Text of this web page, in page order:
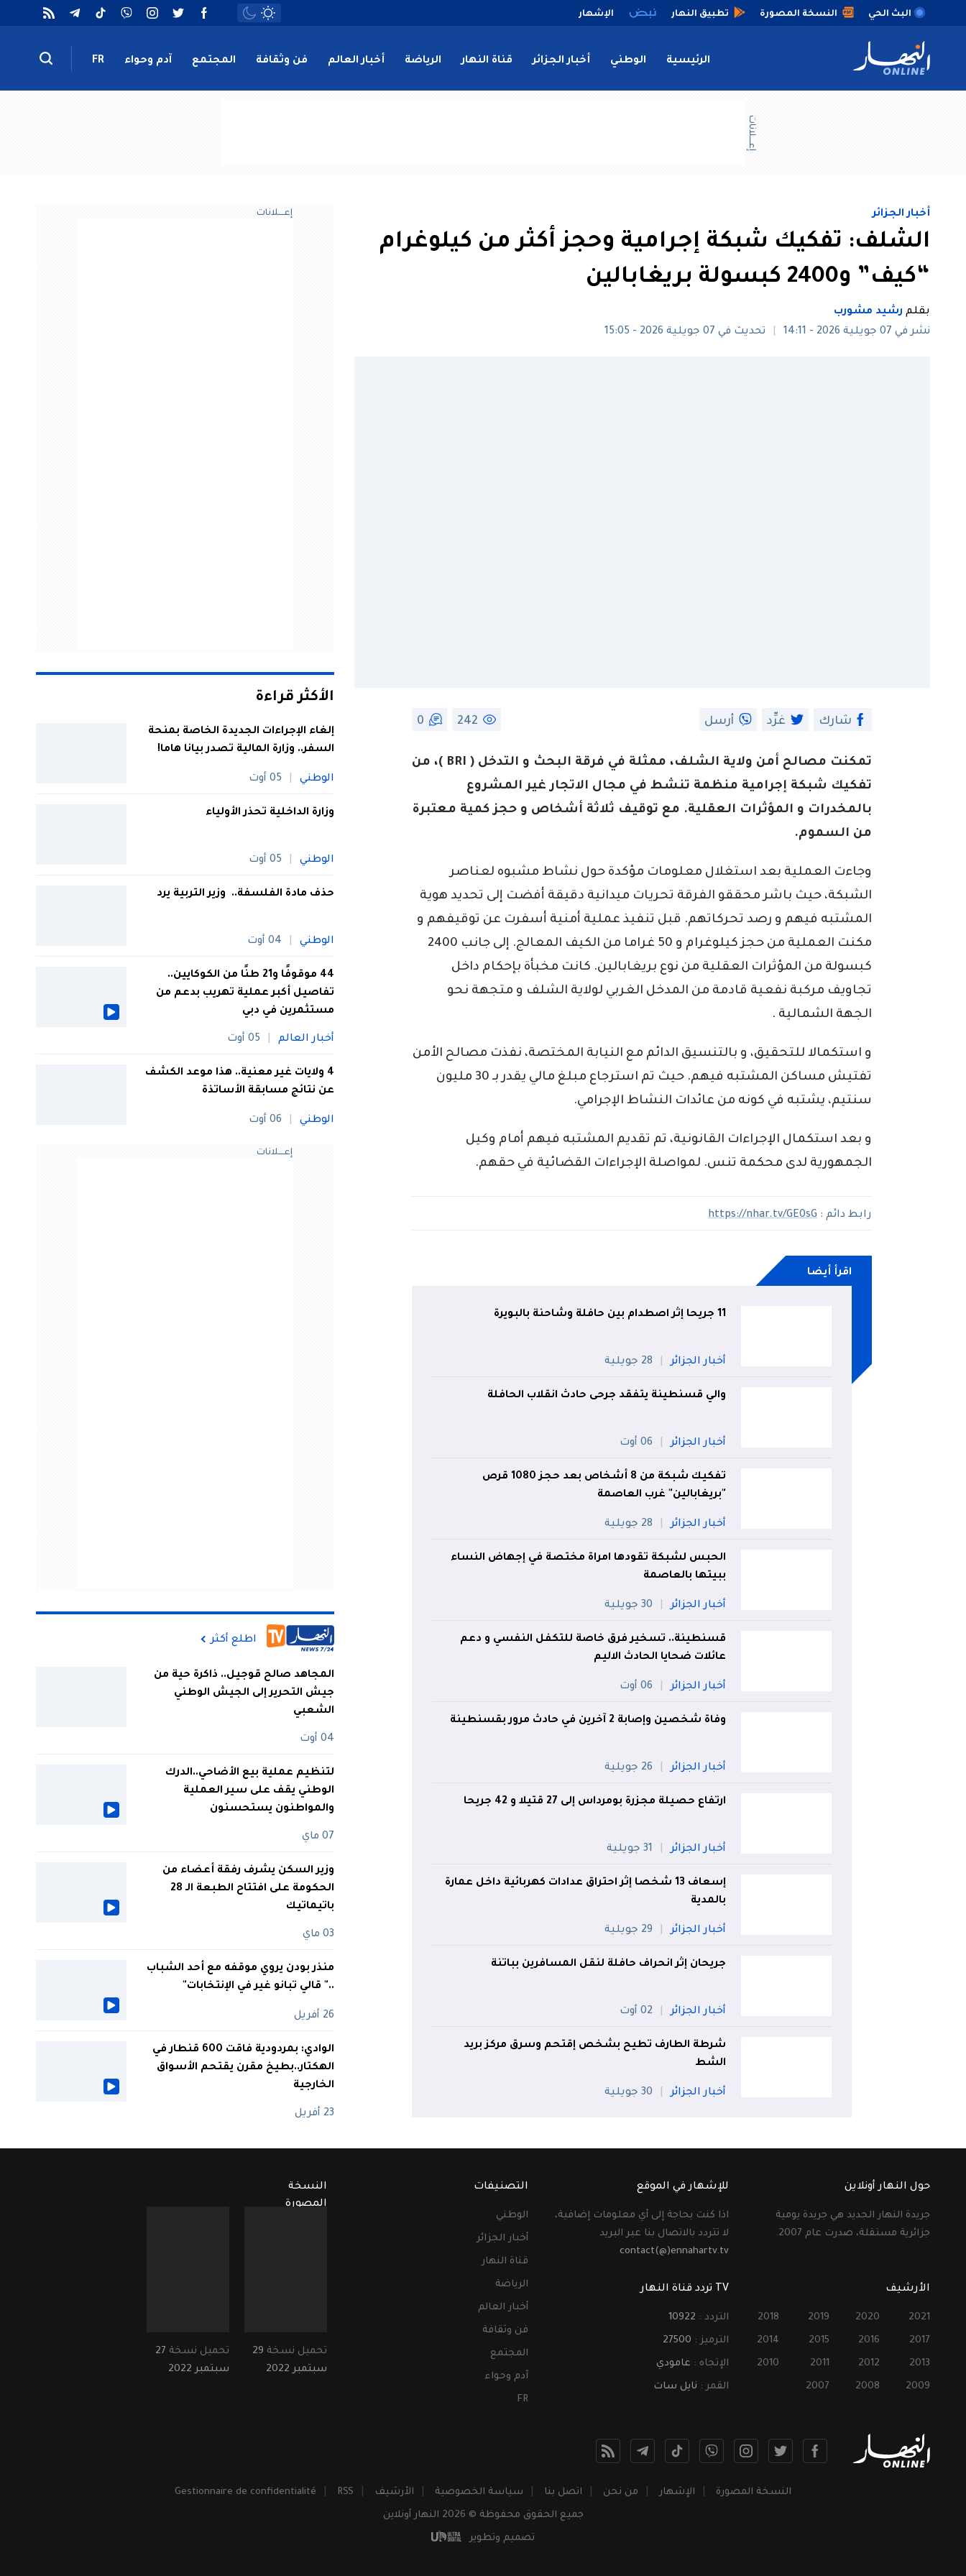
البث الحي النسخة المصورة تطبيق النهار الإشهار
الرئيسية الوطني أخبار الجزائر قناة النهار الرياضة أخبار العالم فن وثقافة المجتمع آدم وحواء FR
إعــــلانات
أخبار الجزائر
الشلف: تفكيك شبكة إجرامية وحجز أكثر من كيلوغرام
“كيف” و2400 كبسولة بريغابالين
بقلم رشيد مشورب
نشر في 07 جويلية 2026 - 14:11
تحديث في 07 جويلية 2026 - 15:05
شارك غرِّد أرسل 242
0
تمكنت مصالح أمن ولاية الشلف، ممثلة في فرقة البحث و التدخل ( BRI )، من
تفكيك شبكة إجرامية منظمة تنشط في مجال الاتجار غير المشروع
بالمخدرات و المؤثرات العقلية. مع توقيف ثلاثة أشخاص و حجز كمية معتبرة
من السموم.
وجاءت العملية بعد استغلال معلومات مؤكدة حول نشاط مشبوه لعناصر
الشبكة، حيث باشر محققو الفرقة تحريات ميدانية دقيقة أفضت إلى تحديد هوية
المشتبه فيهم و رصد تحركاتهم. قبل تنفيذ عملية أمنية أسفرت عن توقيفهم و
مكنت العملية من حجز كيلوغرام و 50 غراما من الكيف المعالج. إلى جانب 2400
كبسولة من المؤثرات العقلية من نوع بريغابالين. كانت مخبأة بإحكام داخل
تجاويف مركبة نفعية قادمة من المدخل الغربي لولاية الشلف و متجهة نحو
الجهة الشمالية .
و استكمالا للتحقيق، و بالتنسيق الدائم مع النيابة المختصة، نفذت مصالح الأمن
تفتيش مساكن المشتبه فيهم. حيث تم استرجاع مبلغ مالي يقدر بـ 30 مليون
سنتيم، يشتبه في كونه من عائدات النشاط الإجرامي.
و بعد استكمال الإجراءات القانونية، تم تقديم المشتبه فيهم أمام وكيل
الجمهورية لدى محكمة تنس. لمواصلة الإجراءات القضائية في حقهم.
رابط دائم :https://nhar.tv/GE0sG
اقرأ أيضا
11 جريحا إثر اصطدام بين حافلة وشاحنة بالبويرة
أخبار الجزائر 28 جويلية
والي قسنطينة يتفقد جرحى حادث انقلاب الحافلة
أخبار الجزائر 06 أوت
تفكيك شبكة من 8 أشخاص بعد حجز 1080 قرص
"بريغابالين" غرب العاصمة
أخبار الجزائر 28 جويلية
الحبس لشبكة تقودها امراة مختصة في إجهاض النساء
ببيتها بالعاصمة
أخبار الجزائر 30 جويلية
قسنطينة.. تسخير فرق خاصة للتكفل النفسي و دعم
عائلات ضحايا الحادث الاليم
أخبار الجزائر 06 أوت
وفاة شخصين وإصابة 2 آخرين في حادث مرور بقسنطينة
أخبار الجزائر 26 جويلية
ارتفاع حصيلة مجزرة بومرداس إلى 27 قتيلا و 42 جريحا
أخبار الجزائر 31 جويلية
إسعاف 13 شخصا إثر احتراق عدادات كهربائية داخل عمارة
بالمدية
أخبار الجزائر 29 جويلية
جريحان إثر انحراف حافلة لنقل المسافرين بباتنة
أخبار الجزائر 02 أوت
شرطة الطارف تطيح بشخص إقتحم وسرق مركز بريد
الشط
أخبار الجزائر 30 جويلية
إعــــلانات
الأكثر قراءة
إلغاء الإجراءات الجديدة الخاصة بمنحة
السفر.. وزارة المالية تصدر بيانا هاما!
الوطني 05 أوت
وزارة الداخلية تحذر الأولياء
الوطني 05 أوت
حذف مادة الفلسفة.. وزير التربية يرد
الوطني 04 أوت
44 موقوفًا و21 طنًا من الكوكايين..
تفاصيل أكبر عملية تهريب بدعم من
مستثمرين في دبي
أخبار العالم 05 أوت
4 ولايات غير معنية.. هذا موعد الكشف
عن نتائج مسابقة الأساتذة
الوطني 06 أوت
إعــــلانات
اطلع أكثر
المجاهد صالح قوجيل.. ذاكرة حية من
جيش التحرير إلى الجيش الوطني
الشعبي
04 أوت
لتنظيم عملية بيع الأضاحي..الدرك
الوطني يقف على سير العملية
والمواطنون يستحسنون
07 ماي
وزير السكن يشرف رفقة أعضاء من
الحكومة على افتتاح الطبعة الـ 28
باتيماتيك
03 ماي
منذر بودن يروي موقفه مع أحد الشباب
.." قالي تبانو غير في الإنتخابات"
26 أفريل
الوادي: بمردودية فاقت 600 قنطار في
الهكتار..بطيخ مقرن يقتحم الأسواق
الخارجية
23 أفريل
حول النهار أونلاين
جريدة النهار الجديد هي جريدة يومية
جزائرية مستقلة، صدرت عام 2007.
للإشهار في الموقع
اذا كنت بحاجة إلى أي معلومات إضافية،
لا تتردد بالاتصال بنا عبر البريد
contact(@)ennahartv.tv
الأرشيف
2021
2020
2019
2018
2017
2016
2015
2014
2013
2012
2011
2010
2009
2008
2007
TV تردد قناة النهار
التردد : 10922
الترميز : 27500
الإتجاه : عامودي
القمر : نايل سات
التصنيفات
الوطني
أخبار الجزائر
قناة النهار
الرياضة
أخبار العالم
فن وثقافة
المجتمع
آدم وحواء
FR
النسخة
المصورة
تحميل نسخة 29
سبتمبر 2022
تحميل نسخة 27
سبتمبر 2022
النسخة المصورة الإشهار من نحن اتصل بنا سياسة الخصوصية الأرشيف RSS
Gestionnaire de confidentialité
جميع الحقوق محفوظة © 2026 النهار أونلاين
تصميم وتطوير